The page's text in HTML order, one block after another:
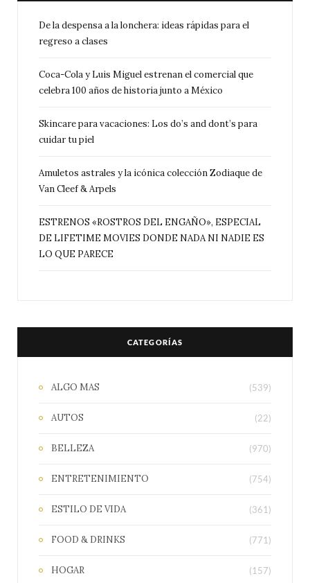
De la despensa a la lonchera: ideas rápidas para el
regreso a clases
Coca-Cola y Luis Miguel estrenan el comercial que
celebra 100 años de historia junto a México
Skincare para vacaciones: Los do’s and dont’s para
cuidar tu piel
Amuletos astrales y la icónica colección Zodiaque de
Van Cleef & Arpels
ESTRENOS «ROSTROS DEL ENGAÑO», ESPECIAL
DE LIFETIME MOVIES DONDE NADA NI NADIE ES
LO QUE PARECE
CATEGORÍAS
ALGO MAS (539)
AUTOS (22)
BELLEZA (970)
ENTRETENIMIENTO (754)
ESTILO DE VIDA (361)
FOOD & DRINKS (771)
HOGAR (157)